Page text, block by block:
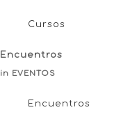
Cursos
Encuentros
in EVENTOS
Encuentros